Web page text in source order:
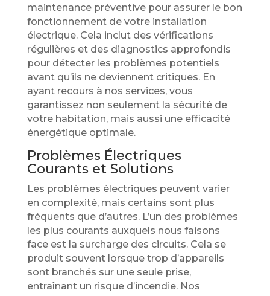
maintenance préventive pour assurer le bon
fonctionnement de votre installation
électrique. Cela inclut des vérifications
régulières et des diagnostics approfondis
pour détecter les problèmes potentiels
avant qu’ils ne deviennent critiques. En
ayant recours à nos services, vous
garantissez non seulement la sécurité de
votre habitation, mais aussi une efficacité
énergétique optimale.
Problèmes Électriques
Courants et Solutions
Les problèmes électriques peuvent varier
en complexité, mais certains sont plus
fréquents que d’autres. L’un des problèmes
les plus courants auxquels nous faisons
face est la surcharge des circuits. Cela se
produit souvent lorsque trop d’appareils
sont branchés sur une seule prise,
entraînant un risque d’incendie. Nos